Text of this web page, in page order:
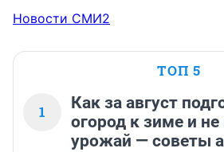
Новости СМИ2
ТОП 5
1
Как за август
огород к зиме и не
урожай — советы